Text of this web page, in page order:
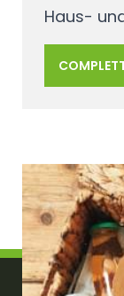
Haus-